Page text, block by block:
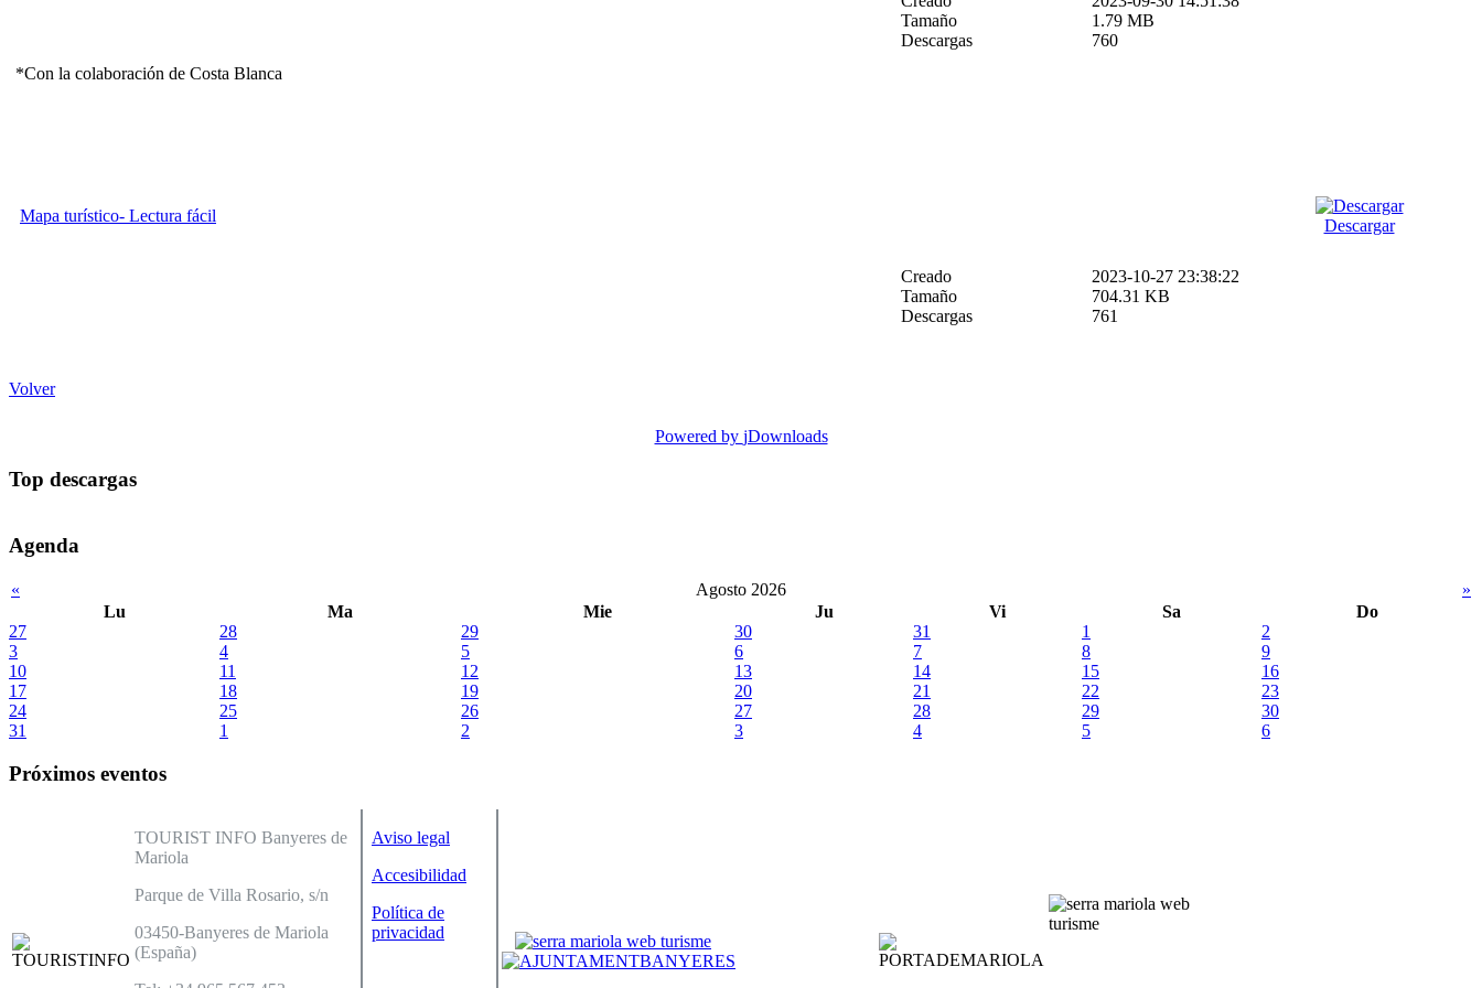
*Con la colaboración de Costa Blanca
Tamaño
Descargas
1.79 MB
760
Mapa turístico- Lectura fácil
Descargar
Creado
Tamaño
Descargas
2023-10-27 23:38:22
704.31 KB
761
Volver
Powered by jDownloads
Top descargas
Agenda
« Agosto 2026
»
Lu
Ma Mie Ju Vi Sa
Do
27
28 29 30 31 1
2
3
4 5 6 7 8
9
10
11 12 13 14 15
16
17
18 19 20 21 22
23
24
25 26 27 28 29
30
31
1 2 3 4 5 6
Próximos eventos
TOURIST INFO Banyeres de
Mariola
Parque de Villa Rosario, s/n
03450-Banyeres de Mariola
(España)
Aviso legal
Accesibilidad
Política de
privacidad